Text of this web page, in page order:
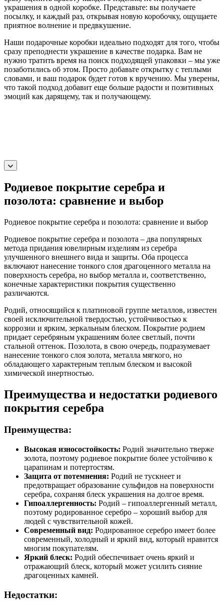
украшения в одной коробке. Представьте: вы получаете
посылку, и каждый раз, открывая новую коробочку, ощущаете
приятное волнение и предвкушение.
Наши подарочные коробки идеально подходят для того, чтобы
сразу преподнести украшение в качестве подарка. Вам не
нужно тратить время на поиск подходящей упаковки – мы уже
позаботились об этом. Просто добавьте открытку с теплыми
словами, и ваш подарок будет готов к вручению. Мы уверены,
что такой подход добавит еще больше радости и позитивных
эмоций как дарящему, так и получающему.
Родиевое покрытие серебра и
позолота: сравнение и выбор
Родиевое покрытие серебра и позолота: сравнение и выбор
Родиевое покрытие серебра и позолота – два популярных
метода придания ювелирным изделиям из серебра
улучшенного внешнего вида и защиты. Оба процесса
включают нанесение тонкого слоя драгоценного металла на
поверхность серебра, но выбор металла и, соответственно,
конечные характеристики покрытия существенно
различаются.
Родий, относящийся к платиновой группе металлов, известен
своей исключительной твердостью, устойчивостью к
коррозии и ярким, зеркальным блеском. Покрытие родием
придает серебряным украшениям более светлый, почти
стальной оттенок. Позолота, в свою очередь, подразумевает
нанесение тонкого слоя золота, металла мягкого, но
обладающего характерным теплым блеском и высокой
химической инертностью.
Преимущества и недостатки родиевого
покрытия серебра
Преимущества:
Высокая износостойкость: Родий значительно тверже
золота, поэтому родиевое покрытие более устойчиво к
царапинам и потертостям.
Защита от потемнения: Родий не тускнеет и
предотвращает образование сульфидов на поверхности
серебра, сохраняя блеск украшения на долгое время.
Гипоаллергенность: Родий – гипоаллергенный металл,
поэтому родированное серебро – хороший выбор для
людей с чувствительной кожей.
Современный вид: Родированное серебро имеет более
современный, холодный и яркий вид, который нравится
многим покупателям.
Яркий блеск: Родий обеспечивает очень яркий и
отражающий блеск, который может усилить сияние
драгоценных камней.
Недостатки: